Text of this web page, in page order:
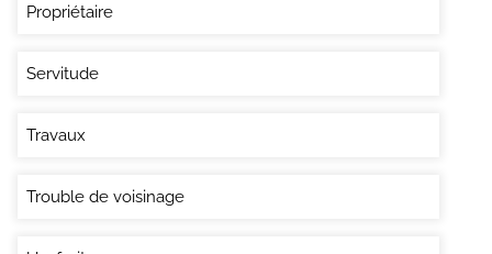
Propriétaire
Servitude
Travaux
Trouble de voisinage